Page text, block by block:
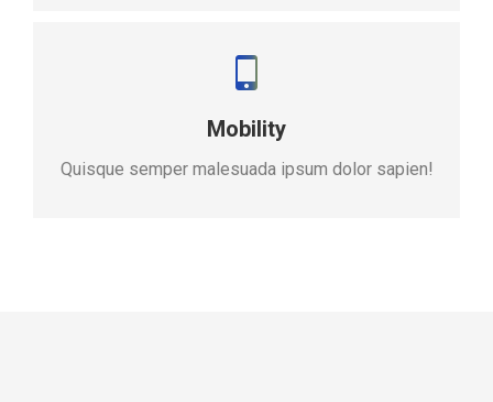
Mobility
Quisque semper malesuada ipsum dolor sapien!